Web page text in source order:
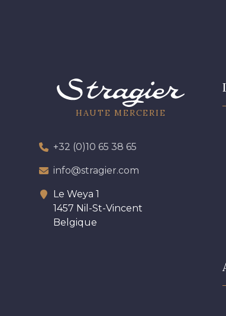
HAUTE MERCERIE
+32 (0)10 65 38 65
info@stragier.com
Le Weya 1
1457 Nil-St-Vincent
Belgique